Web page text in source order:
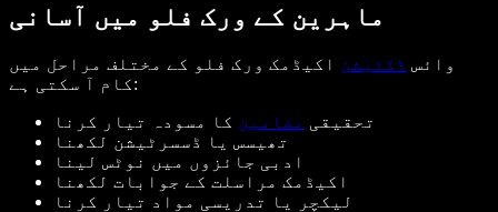
ماہرین کے ورک فلو میں آسانی
وائس ڈکٹیشن اکیڈمک ورک فلو کے مختلف مراحل میں
کام آ سکتی ہے:
تحقیقی مضامین کا مسودہ تیار کرنا
تھیسس یا ڈسسرٹیشن لکھنا
ادبی جائزوں میں نوٹس لینا
اکیڈمک مراسلت کے جوابات لکھنا
لیکچر یا تدریسی مواد تیار کرنا